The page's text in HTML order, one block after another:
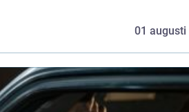
01 augusti